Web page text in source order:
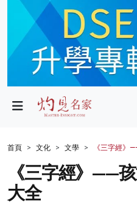
政局
財經
生活
健康
首頁 文化 文學 《三字經》
《三字經》——
大全